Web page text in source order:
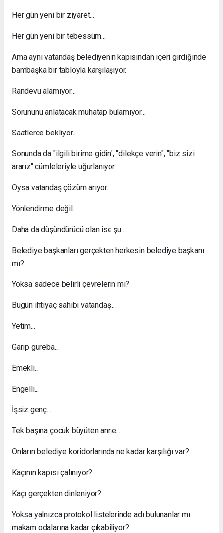
Her gün yeni bir ziyaret...
Her gün yeni bir tebessüm...
Ama aynı vatandaş belediyenin kapısından içeri girdiğinde
bambaşka bir tabloyla karşılaşıyor.
Randevu alamıyor...
Sorununu anlatacak muhatap bulamıyor...
Saatlerce bekliyor...
Sonunda da "ilgili birime gidin", "dilekçe verin", "biz sizi
ararız" cümleleriyle uğurlanıyor.
Oysa vatandaş çözüm arıyor.
Yönlendirme değil.
Daha da düşündürücü olan ise şu...
Belediye başkanları gerçekten herkesin belediye başkanı
mı?
Yoksa sadece belirli çevrelerin mi?
Bugün ihtiyaç sahibi vatandaş...
Yetim...
Garip gureba...
Emekli...
Engelli...
İşsiz genç...
Tek başına çocuk büyüten anne...
Onların belediye koridorlarında ne kadar karşılığı var?
Kaçının kapısı çalınıyor?
Kaçı gerçekten dinleniyor?
Yoksa yalnızca protokol listelerinde adı bulunanlar mı
makam odalarına kadar çıkabiliyor?